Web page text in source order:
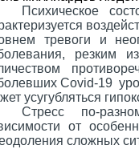
Психическое
тревоги и
резким
Covid-19
усугубляться
Стресс по-
от
сложных